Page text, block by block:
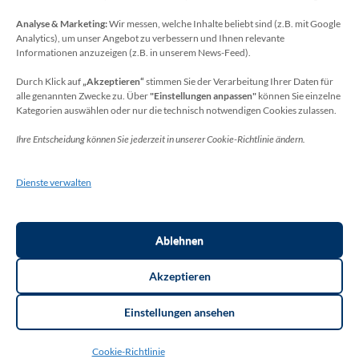
Analyse & Marketing:Wir messen, welche Inhalte beliebt sind (z.B. mit Google
Analytics), um unser Angebot zu verbessern und Ihnen relevante
Informationen anzuzeigen (z.B. in unserem News-Feed).
Durch Klick auf „Akzeptieren“ stimmen Sie der Verarbeitung Ihrer Daten für
alle genannten Zwecke zu. Über"Einstellungen anpassen" können Sie einzelne
Kategorien auswählen oder nur die technisch notwendigen Cookies zulassen.
Ihre Entscheidung können Sie jederzeit in unserer Cookie-Richtlinie ändern.
Dienste verwalten
Akzeptieren
Ablehnen
Einstellungen ansehen
Cookie-Richtlinie
Datenschutzbeauftragter
Sie erreichen unseren Datenschutzbeauftragten
unter:
Wolfgang Dax-Rommswinkel
Kaiser-Wilhelm-Platz 1
Deutschland
E-Mail: datenschutz-schulen[at]rhein-sieg-kreis.de
Education Zone Pro | entwickelt von Rara Themes.